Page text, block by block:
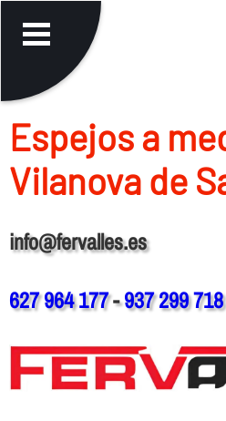
Espejos a
Vilanova de
info@fervalles.es
627 964 177-937 299 718